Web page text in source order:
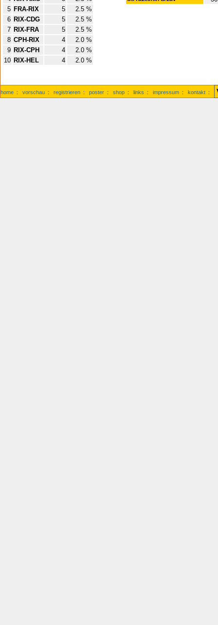
5 FRA-RIX 5
2.5 %
6 RIX-CDG 5
2.5 %
7 RIX-FRA 5
2.5 %
8 CPH-RIX 4
2.0 %
9 RIX-CPH 4
2.0 %
10 RIX-HEL 4 2.0 %
home : vorschau : registrieren : poster : shop : links : impressum : kontakt :